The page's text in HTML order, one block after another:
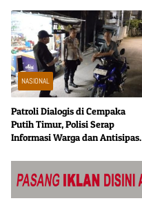
NASIONAL
Patroli Dialogis di Cempaka
Putih Timur, Polisi Serap
Informasi Warga dan Antisipasi